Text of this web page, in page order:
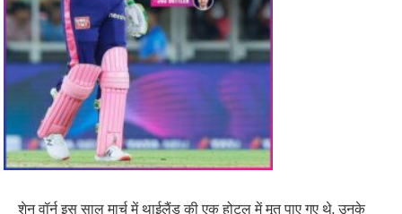
शेन वॉर्न इस साल मार्च में थाईलैंड की एक होटल में मृत पाए गए थे. उनके